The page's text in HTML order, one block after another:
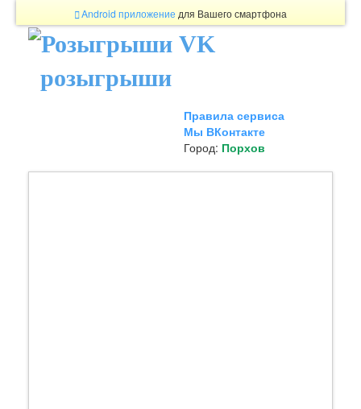
Android приложение для Вашего смартфона
розыгрыши
Правила сервиса
Мы ВКонтакте
Город: Порхов